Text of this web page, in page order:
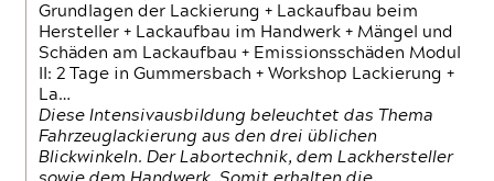
Grundlagen der Lackierung + Lackaufbau beim
Hersteller + Lackaufbau im Handwerk + Mängel und
Schäden am Lackaufbau + Emissionsschäden Modul
II: 2 Tage in Gummersbach + Workshop Lackierung +
La…
Diese Intensivausbildung beleuchtet das Thema
Fahrzeuglackierung aus den drei üblichen
Blickwinkeln. Der Labortechnik, dem Lackhersteller